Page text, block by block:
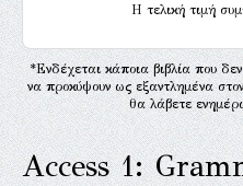
H τελική τιμή
*Ενδέχεται κάποια βιβλία που
να προκύψουν ως εξαντλημένα
θα λάβετε
Access 1: